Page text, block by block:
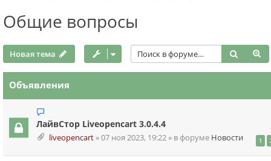
Общие вопросы
Новая тема Поиск
Объявления
ЛайвСтор Liveopencart 3.0.4.4
liveopencart »07 ноя 2023, 19:22 » в форуме Новости 1